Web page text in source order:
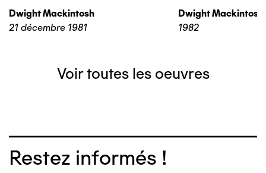
Dwight Mackintosh
21 décembre 1981
Dwight Mackintosh
1982
Voir toutes les oeuvres
Restez informés !